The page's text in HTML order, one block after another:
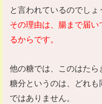
と言われているのでしょ
その理由は、腸まで届
るからです。
他の糖では、このはたら
糖分というのは、どれ
ではありません。